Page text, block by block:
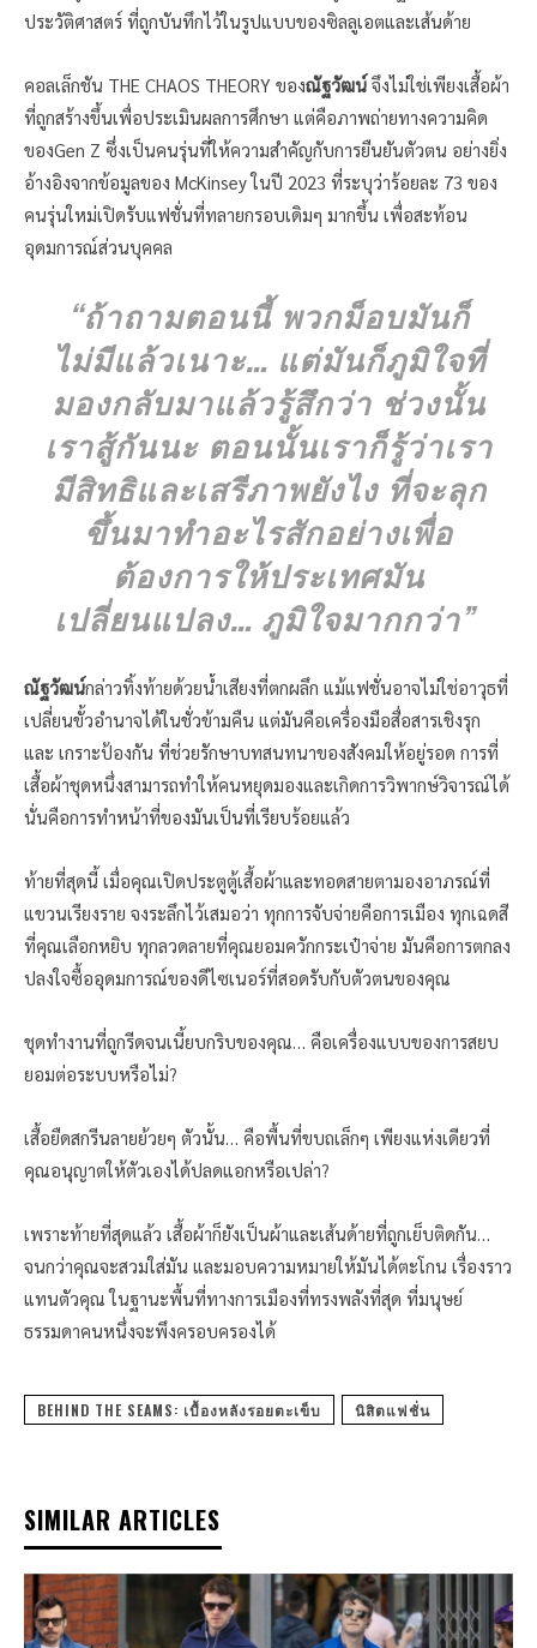
ประวัติศาสตร์ ที่ถูกบันทึกไว้ในรูปแบบของซิลลูเอตและเส้นด้าย
คอลเล็กชัน THE CHAOS THEORY ของณัฐวัฒน์ จึงไม่ใช่เพียงเสื้อผ้า
ที่ถูกสร้างขึ้นเพื่อประเมินผลการศึกษา แต่คือภาพถ่ายทางความคิด
ของGen Z ซึ่งเป็นคนรุ่นที่ให้ความสำคัญกับการยืนยันตัวตน อย่างยิ่ง
อ้างอิงจากข้อมูลของ McKinsey ในปี 2023 ที่ระบุว่าร้อยละ 73 ของ
คนรุ่นใหม่เปิดรับแฟชั่นที่ทลายกรอบเดิมๆ มากขึ้น เพื่อสะท้อน
อุดมการณ์ส่วนบุคคล
“ถ้าถามตอนนี้ พวกม็อบมันก็
ไม่มีแล้วเนาะ… แต่มันก็ภูมิใจที่
มองกลับมาแล้วรู้สึกว่า ช่วงนั้น
เราสู้กันนะ ตอนนั้นเราก็รู้ว่าเรา
มีสิทธิและเสรีภาพยังไง ที่จะลุก
ขึ้นมาทำอะไรสักอย่างเพื่อ
ต้องการให้ประเทศมัน
เปลี่ยนแปลง… ภูมิใจมากกว่า”
ณัฐวัฒน์กล่าวทิ้งท้ายด้วยน้ำเสียงที่ตกผลึก แม้แฟชั่นอาจไม่ใช่อาวุธที่
เปลี่ยนขั้วอำนาจได้ในชั่วข้ามคืน แต่มันคือเครื่องมือสื่อสารเชิงรุก
และ เกราะป้องกัน ที่ช่วยรักษาบทสนทนาของสังคมให้อยู่รอด การที่
เสื้อผ้าชุดหนึ่งสามารถทำให้คนหยุดมองและเกิดการวิพากษ์วิจารณ์ได้
นั่นคือการทำหน้าที่ของมันเป็นที่เรียบร้อยแล้ว
ท้ายที่สุดนี้ เมื่อคุณเปิดประตูตู้เสื้อผ้าและทอดสายตามองอาภรณ์ที่
แขวนเรียงราย จงระลึกไว้เสมอว่า ทุกการจับจ่ายคือการเมือง ทุกเฉดสี
ที่คุณเลือกหยิบ ทุกลวดลายที่คุณยอมควักกระเป๋าจ่าย มันคือการตกลง
ปลงใจซื้ออุดมการณ์ของดีไซเนอร์ที่สอดรับกับตัวตนของคุณ
ชุดทำงานที่ถูกรีดจนเนี้ยบกริบของคุณ… คือเครื่องแบบของการสยบ
ยอมต่อระบบหรือไม่?
เสื้อยืดสกรีนลายย้วยๆ ตัวนั้น… คือพื้นที่ขบถเล็กๆ เพียงแห่งเดียวที่
คุณอนุญาตให้ตัวเองได้ปลดแอกหรือเปล่า?
เพราะท้ายที่สุดแล้ว เสื้อผ้าก็ยังเป็นผ้าและเส้นด้ายที่ถูกเย็บติดกัน…
จนกว่าคุณจะสวมใส่มัน และมอบความหมายให้มันได้ตะโกน เรื่องราว
แทนตัวคุณ ในฐานะพื้นที่ทางการเมืองที่ทรงพลังที่สุด ที่มนุษย์
ธรรมดาคนหนึ่งจะพึงครอบครองได้
BEHIND THE SEAMS: เบื้องหลังรอยตะเข็บ นิสิตแฟชั่น
SIMILAR ARTICLES